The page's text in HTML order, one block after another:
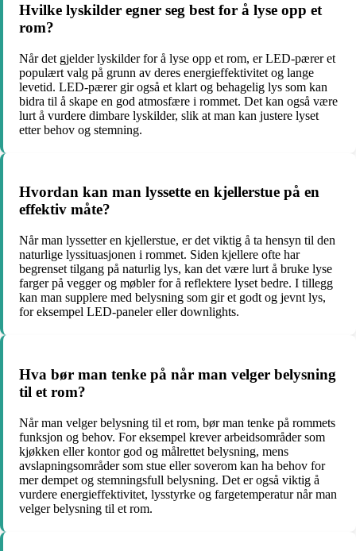
Hvilke lyskilder egner seg best for å lyse opp et
rom?
Når det gjelder lyskilder for å lyse opp et rom, er LED-pærer et
populært valg på grunn av deres energieffektivitet og lange
levetid. LED-pærer gir også et klart og behagelig lys som kan
bidra til å skape en god atmosfære i rommet. Det kan også være
lurt å vurdere dimbare lyskilder, slik at man kan justere lyset
etter behov og stemning.
Hvordan kan man lyssette en kjellerstue på en
effektiv måte?
Når man lyssetter en kjellerstue, er det viktig å ta hensyn til den
naturlige lyssituasjonen i rommet. Siden kjellere ofte har
begrenset tilgang på naturlig lys, kan det være lurt å bruke lyse
farger på vegger og møbler for å reflektere lyset bedre. I tillegg
kan man supplere med belysning som gir et godt og jevnt lys,
for eksempel LED-paneler eller downlights.
Hva bør man tenke på når man velger belysning
til et rom?
Når man velger belysning til et rom, bør man tenke på rommets
funksjon og behov. For eksempel krever arbeidsområder som
kjøkken eller kontor god og målrettet belysning, mens
avslapningsområder som stue eller soverom kan ha behov for
mer dempet og stemningsfull belysning. Det er også viktig å
vurdere energieffektivitet, lysstyrke og fargetemperatur når man
velger belysning til et rom.